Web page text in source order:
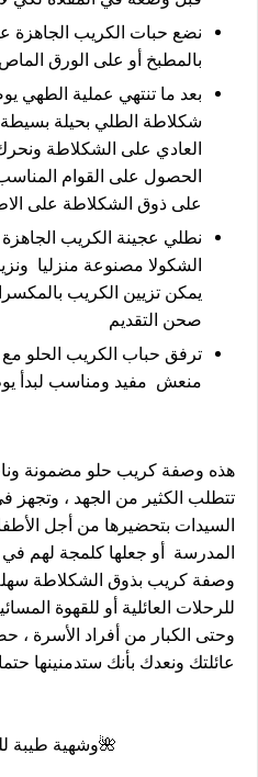
نضع حبات الكريب
بالمطبخ أو على الورق
بعد ما تنتهي عملية الطهي
شكلاطة الطلي بحيلة
العادي على الشكلاطة
الحصول على القوام
على ذوق الشكلاطة على
نطلي عجينة الكريب
الشكولا مصنوعة منزليا
يمكن تزيين الكريب
صحن التقديم
ترفق حباب الكريب الحلو
منعش مفيد ومناسب لبدأ
هذه وصفة كريب حلو مضمونة
تتطلب الكثير من الجهد ،
السيدات بتحضيرها من أجل
المدرسة أو جعلها كلمجة لهم في
وصفة كريب بذوق الشكلاطة
للرحلات العائلية أو للقهوة
وحتى الكبار من أفراد الأسرة ،
عائلتك ونعدك بأنك ستدمنينها
🌺وشهية طيبة